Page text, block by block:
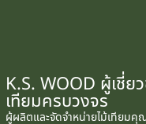
K.S. WOOD ผู้เชี่ย
เทียมครบวงจร
ผู้ผลิตและจัดจำหน่ายไม้เทียม